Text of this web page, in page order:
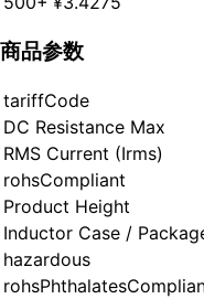
商品参数
tariffCode
DC Resistance Max
RMS Current (Irms)
rohsCompliant
Product Height
Inductor Case /
hazardous